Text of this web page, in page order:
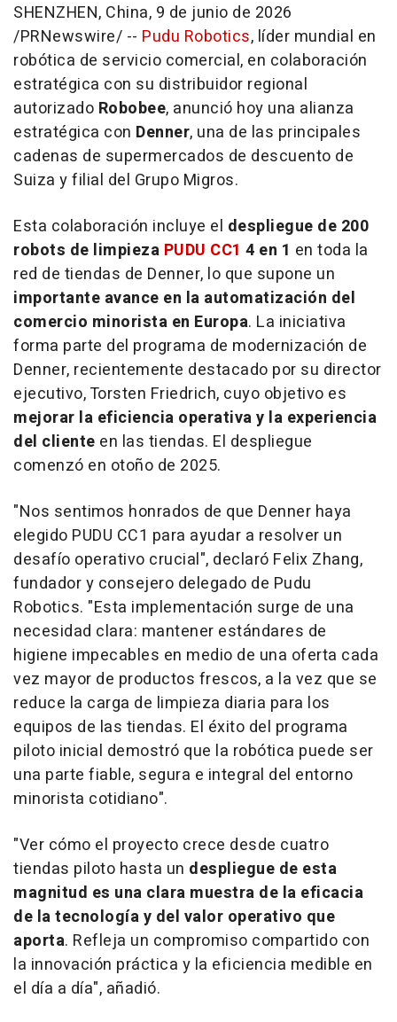
SHENZHEN, China, 9 de junio de 2026
/PRNewswire/ -- Pudu Robotics, líder mundial en
robótica de servicio comercial, en colaboración
estratégica con su distribuidor regional
autorizado Robobee, anunció hoy una alianza
estratégica con Denner, una de las principales
cadenas de supermercados de descuento de
Suiza y filial del Grupo Migros.
Esta colaboración incluye el despliegue de 200
robots de limpieza PUDU CC1 4 en 1 en toda la
red de tiendas de Denner, lo que supone un
importante avance en la automatización del
comercio minorista en Europa. La iniciativa
forma parte del programa de modernización de
Denner, recientemente destacado por su director
ejecutivo, Torsten Friedrich, cuyo objetivo es
mejorar la eficiencia operativa y la experiencia
del cliente en las tiendas. El despliegue
comenzó en otoño de 2025.
"Nos sentimos honrados de que Denner haya
elegido PUDU CC1 para ayudar a resolver un
desafío operativo crucial", declaró Felix Zhang,
fundador y consejero delegado de Pudu
Robotics. "Esta implementación surge de una
necesidad clara: mantener estándares de
higiene impecables en medio de una oferta cada
vez mayor de productos frescos, a la vez que se
reduce la carga de limpieza diaria para los
equipos de las tiendas. El éxito del programa
piloto inicial demostró que la robótica puede ser
una parte fiable, segura e integral del entorno
minorista cotidiano".
"Ver cómo el proyecto crece desde cuatro
tiendas piloto hasta un despliegue de esta
magnitud es una clara muestra de la eficacia
de la tecnología y del valor operativo que
aporta. Refleja un compromiso compartido con
la innovación práctica y la eficiencia medible en
el día a día", añadió.